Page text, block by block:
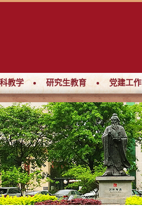
教学 研究生教育 党建工作